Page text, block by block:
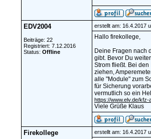
EDV2004
Beiträge: 22
Registriert: 7.12.2016
Status: Offline
erstellt am: 16.4.2017
Hallo firekollege,
Deine Fragen nach
gibt. Bevor Du
Strom fließt. Bei
ziehen,
alle "Module" zum
für Sicherung
vermutlich so ein
https://www.elv.de/kfz-
Viele Grüße Klaus
Firekollege erstellt am: 16.4.2017